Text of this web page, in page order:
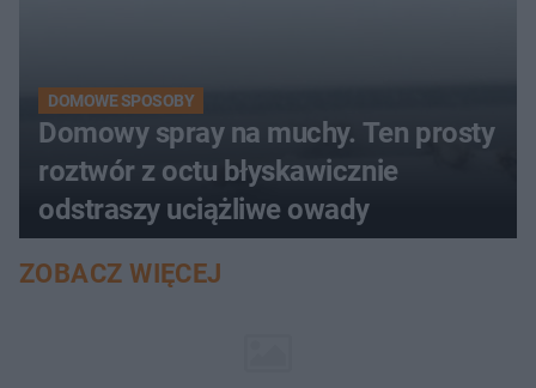
DOMOWE SPOSOBY
Domowy spray na muchy. Ten prosty
roztwór z octu błyskawicznie
odstraszy uciążliwe owady
ZOBACZ WIĘCEJ